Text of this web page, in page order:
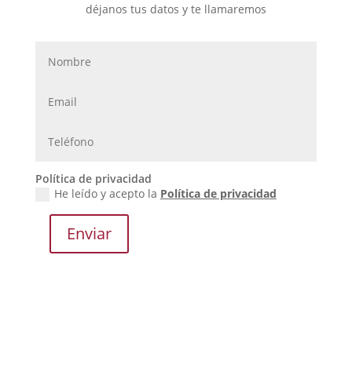
déjanos tus datos y te llamaremos
Política de privacidad
He leído y acepto la Política de privacidad
Enviar